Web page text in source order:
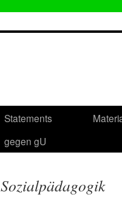
Statements
gegen gU
Sozialpädagogik